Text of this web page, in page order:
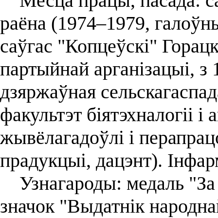
раёна (1974–1979,
саўгас "Копцеўскі"
партыйнай арганізацыі,
дзяржаўная
факультэт біятэхналогіі
жывёлагадоўлі і
прадукцыі, дацэнт).
Узнагароды: медаль "За
значок "Выдатнік